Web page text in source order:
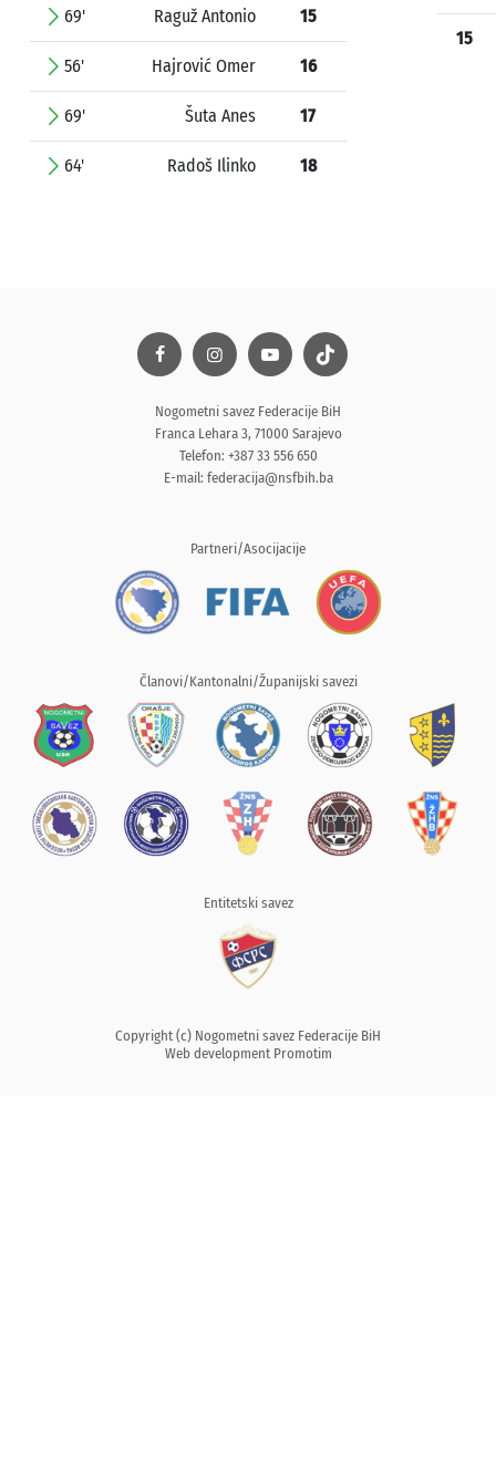
69' Raguž Antonio 15
56' Hajrović Omer 16
69' Šuta Anes 17
64' Radoš Ilinko 18
15
Nogometni savez Federacije BiH
Franca Lehara 3, 71000 Sarajevo
Telefon: +387 33 556 650
E-mail: federacija@nsfbih.ba
Partneri/Asocijacije
Članovi/Kantonalni/Županijski savezi
Entitetski savez
Copyright (c) Nogometni savez Federacije BiH
Web development Promotim